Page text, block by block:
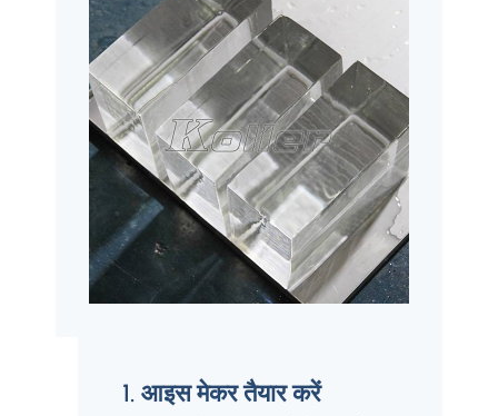
1. आइस मेकर तैयार करें